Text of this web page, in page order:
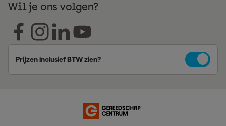
Wil je ons volgen?
Prijzen inclusief BTW zien?